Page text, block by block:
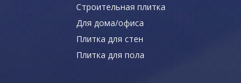
Строительная плитка
Для дома/офиса
Плитка для стен
Плитка для пола